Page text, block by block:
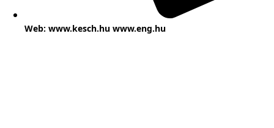
Web: www.kesch.hu www.eng.hu